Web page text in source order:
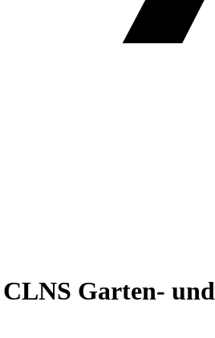
Garten- und